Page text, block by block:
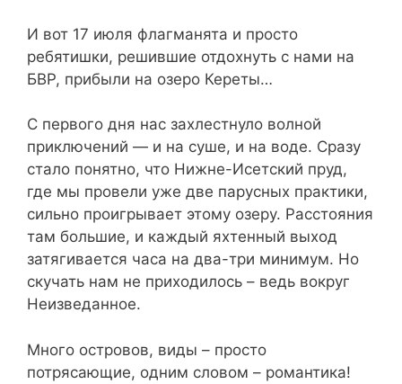
И вот 17 июля флагманята и просто
ребятишки, решившие отдохнуть с нами на
БВР, прибыли на озеро Кереты…
С первого дня нас захлестнуло волной
приключений — и на суше, и на воде. Сразу
стало понятно, что Нижне-Исетский пруд,
где мы провели уже две парусных практики,
сильно проигрывает этому озеру. Расстояния
там большие, и каждый яхтенный выход
затягивается часа на два-три минимум. Но
скучать нам не приходилось – ведь вокруг
Неизведанное.
Много островов, виды – просто
потрясающие, одним словом – романтика!